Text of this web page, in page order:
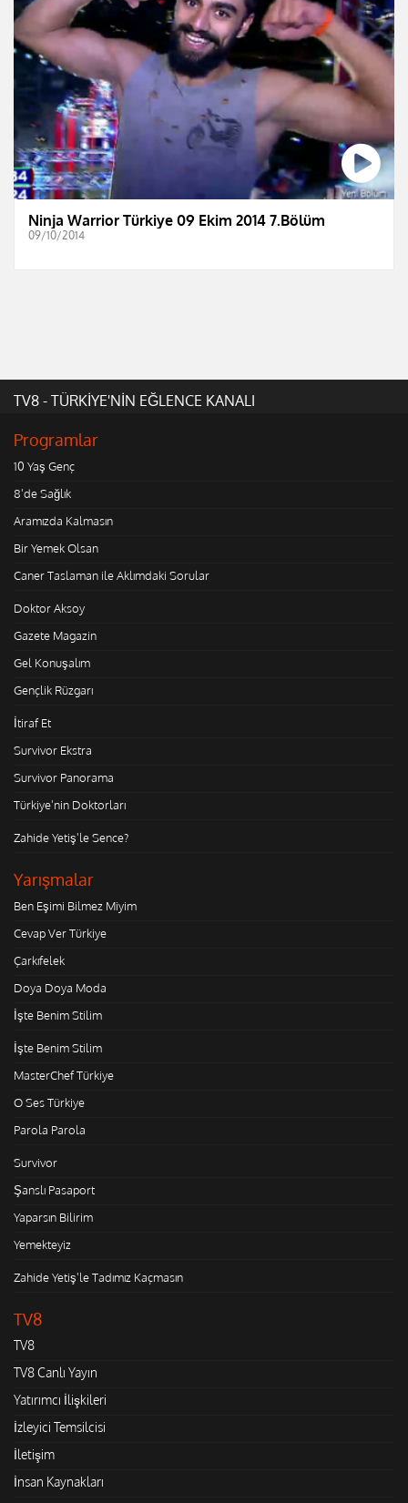
Ninja Warrior Türkiye 09 Ekim 2014 7.Bölüm
09/10/2014
TV8 - TÜRKİYE'NİN EĞLENCE KANALI
Programlar
10 Yaş Genç
8'de Sağlık
Aramızda Kalmasın
Bir Yemek Olsan
Caner Taslaman ile Aklımdaki Sorular
Doktor Aksoy
Gazete Magazin
Gel Konuşalım
Gençlik Rüzgarı
İtiraf Et
Survivor Ekstra
Survivor Panorama
Türkiye'nin Doktorları
Zahide Yetiş'le Sence?
Yarışmalar
Ben Eşimi Bilmez Miyim
Cevap Ver Türkiye
Çarkıfelek
Doya Doya Moda
İşte Benim Stilim
İşte Benim Stilim
MasterChef Türkiye
O Ses Türkiye
Parola Parola
Survivor
Şanslı Pasaport
Yaparsın Bilirim
Yemekteyiz
Zahide Yetiş'le Tadımız Kaçmasın
TV8
TV8
TV8 Canlı Yayın
Yatırımcı İlişkileri
İzleyici Temsilcisi
İletişim
İnsan Kaynakları